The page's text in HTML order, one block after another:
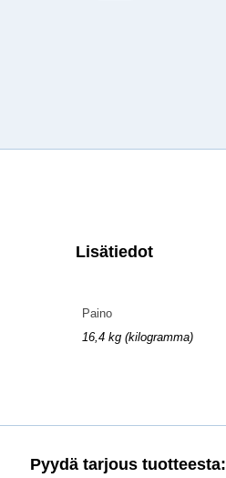
Lisätiedot
Paino
16,4 kg (kilogramma)
Pyydä tarjous tuotteesta: